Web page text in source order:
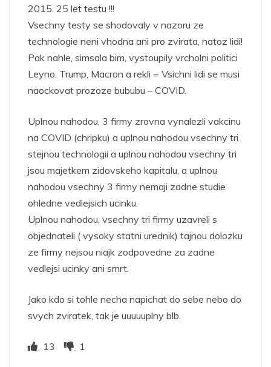
2015. 25 let testu !!!
Vsechny testy se shodovaly v nazoru ze
technologie neni vhodna ani pro zvirata, natoz lidi!
Pak nahle, simsala bim, vystoupily vrcholni politici
Leyno, Trump, Macron a rekli = Vsichni lidi se musi
naockovat prozoze bububu – COVID.
Uplnou nahodou, 3 firmy zrovna vynalezli vakcinu
na COVID (chripku) a uplnou nahodou vsechny tri
stejnou technologii a uplnou nahodou vsechny tri
jsou majetkem zidovskeho kapitalu, a uplnou
nahodou vsechny 3 firmy nemaji zadne studie
ohledne vedlejsich ucinku.
Uplnou nahodou, vsechny tri firmy uzavreli s
objednateli ( vysoky statni urednik) tajnou dolozku
ze firmy nejsou niajk zodpovedne za zadne
vedlejsi ucinky ani smrt.
Jako kdo si tohle necha napichat do sebe nebo do
svych zviratek, tak je uuuuuplny blb.
13 1